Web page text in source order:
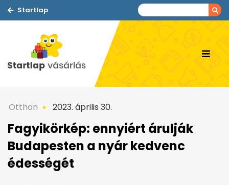
Startlap
Otthon 2023. április 30.
Fagyikörkép: ennyiért árulják
Budapesten a nyár kedvenc
édességét